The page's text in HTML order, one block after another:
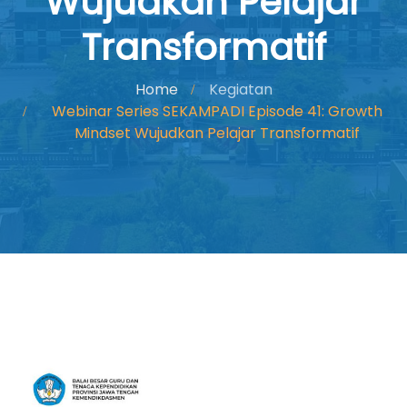
Transformatif
Home
Kegiatan
Webinar Series SEKAMPADI Episode 41: Growth
Mindset Wujudkan Pelajar Transformatif